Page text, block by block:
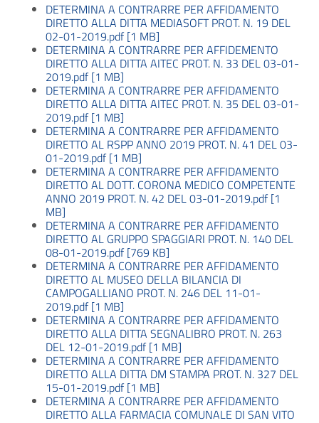
DETERMINA A CONTRARRE PER AFFIDAMENTO
DIRETTO ALLA DITTA MEDIASOFT PROT. N. 19 DEL
02-01-2019.pdf [1 MB]
DETERMINA A CONTRARRE PER AFFIDEMENTO
DIRETTO ALLA DITTA AITEC PROT. N. 33 DEL 03-01-
2019.pdf [1 MB]
DETERMINA A CONTRARRE PER AFFIDAMENTO
DIRETTO ALLA DITTA AITEC PROT. N. 35 DEL 03-01-
2019.pdf [1 MB]
DETERMINA A CONTRARRE PER AFFIDAMENTO
DIRETTO AL RSPP ANNO 2019 PROT. N. 41 DEL 03-
01-2019.pdf [1 MB]
DETERMINA A CONTRARRE PER AFFIDAMENTO
DIRETTO AL DOTT. CORONA MEDICO COMPETENTE
ANNO 2019 PROT. N. 42 DEL 03-01-2019.pdf [1
MB]
DETERMINA A CONTRARRE PER AFFIDAMENTO
DIRETTO AL GRUPPO SPAGGIARI PROT. N. 140 DEL
08-01-2019.pdf [769 KB]
DETERMINA A CONTRARRE PER AFFIDAMENTO
DIRETTO AL MUSEO DELLA BILANCIA DI
CAMPOGALLIANO PROT. N. 246 DEL 11-01-
2019.pdf [1 MB]
DETERMINA A CONTRARRE PER AFFIDAMENTO
DIRETTO ALLA DITTA SEGNALIBRO PROT. N. 263
DEL 12-01-2019.pdf [1 MB]
DETERMINA A CONTRARRE PER AFFIDAMENTO
DIRETTO ALLA DITTA DM STAMPA PROT. N. 327 DEL
15-01-2019.pdf [1 MB]
DETERMINA A CONTRARRE PER AFFIDAMENTO
DIRETTO ALLA FARMACIA COMUNALE DI SAN VITO